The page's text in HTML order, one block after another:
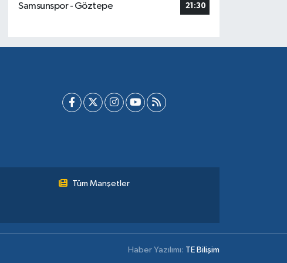
Samsunspor - Göztepe
21:30
Tüm Manşetler
Haber Yazılımı: TE Bilişim